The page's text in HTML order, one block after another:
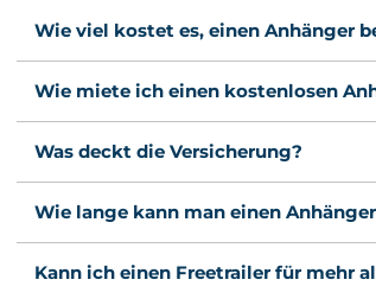
Wie viel kostet es, einen Anhänger
Wie miete ich einen kostenlosen
Was deckt die Versicherung?
Wie lange kann man einen
Kann ich einen Freetrailer für mehr